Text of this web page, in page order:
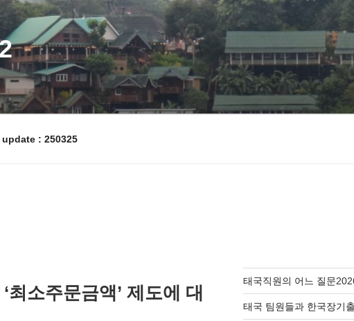
update : 250325
최소주문금액’ 제도에 대
태국직원의 어느 질문
태국 팀원들과 한국장기